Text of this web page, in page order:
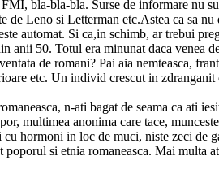
bla-bla-bla. Surse de informare nu
Leno si Letterman etc.Astea ca sa
automat. Si ca,in schimb, ar trebui
anii 50. Totul era minunat daca venea
de romani? Pai aia nemteasca,
etc. Un individ crescut in
n-ati bagat de seama ca ati
multimea anonima care tace,
hormoni in loc de muci, niste zeci de
si etnia romaneasca. Mai multa